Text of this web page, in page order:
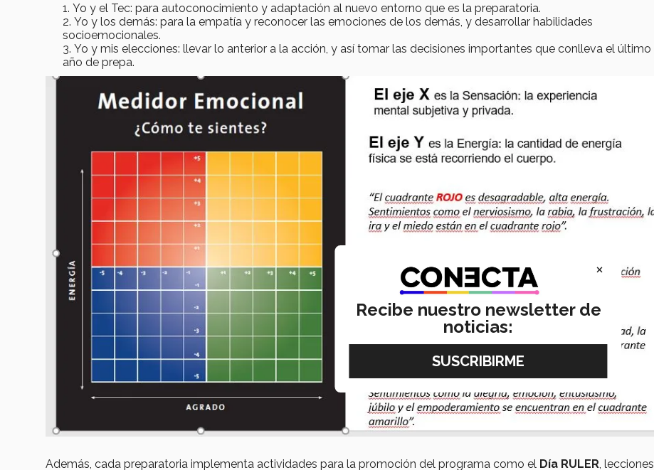
Yo y el Tec: para autoconocimiento y adaptación al nuevo entorno que es la preparatoria.
Yo y los demás: para la empatía y reconocer las emociones de los demás, y desarrollar habilidades
socioemocionales.
Yo y mis elecciones: llevar lo anterior a la acción, y así tomar las decisiones importantes que conlleva el último
año de prepa.
Además, cada preparatoria implementa actividades para la promoción del programa como el Día RULER, lecciones
×
Recibe nuestro newsletter de
noticias: